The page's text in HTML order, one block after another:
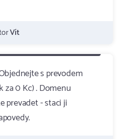
Vít
s prevodem
za 0 Kc) . Domenu
prevadet - staci ji